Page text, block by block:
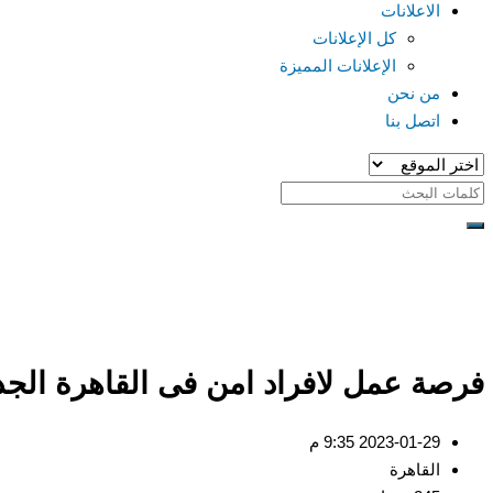
الاعلانات
كل الإعلانات
الإعلانات المميزة
من نحن
اتصل بنا
فرصة عمل لافراد امن فى القاهرة
2023-01-29 9:35 م
القاهرة